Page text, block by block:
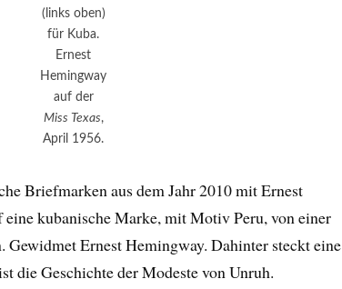
(links oben)
für Kuba.
Ernest
Hemingway
auf der
Miss Texas,
April 1956.
Briefmarken aus dem Jahr 2010 mit Ernest
eine kubanische Marke, mit Motiv Peru, von einer
Gewidmet Ernest Hemingway. Dahinter steckt eine
die Geschichte der Modeste von Unruh.